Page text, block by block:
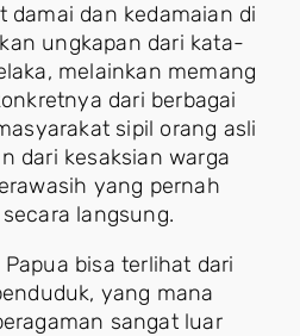
damai dan kedamaian di
ungkapan dari kata-
melainkan memang
dari berbagai
sipil orang asli
dari kesaksian warga
yang pernah
langsung.
bisa terlihat dari
yang mana
sangat luar